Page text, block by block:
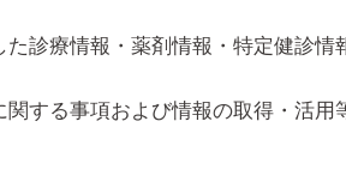
診療情報・薬剤情報・特定健診
する事項および情報の取得・活